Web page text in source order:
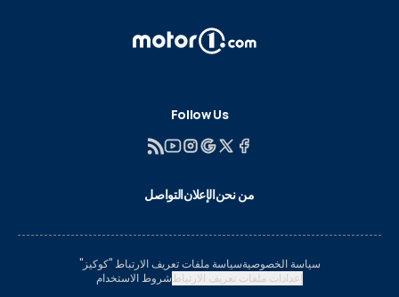
Follow Us
من نحنالإعلانالتواصل
سياسة الخصوصيةسياسة ملفات تعريف الارتباط "كوكيز"
إعدادات ملفات تعريف الارتباطشروط الاستخدام